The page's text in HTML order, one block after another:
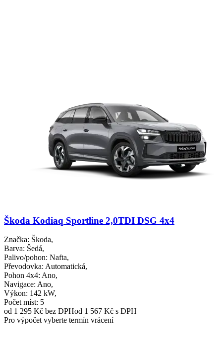
Škoda Kodiaq Sportline 2,0TDI DSG 4x4
Značka: Škoda,
Barva: Šedá,
Palivo/pohon: Nafta,
Převodovka: Automatická,
Pohon 4x4: Ano,
Navigace: Ano,
Výkon: 142 kW,
Počet míst: 5
od 1 295 Kč bez DPHod 1 567 Kč s DPH
Pro výpočet vyberte termín vrácení